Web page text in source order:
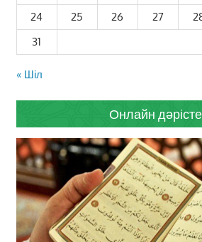
24
25 26 27
31
« Шіл
Онлайн